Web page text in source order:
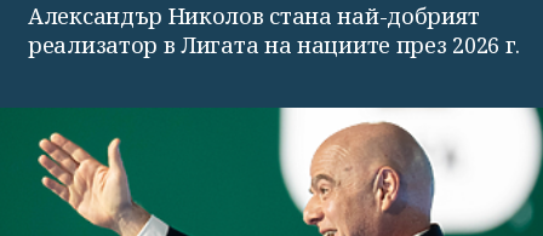
Александър Николов стана най-добрият
реализатор в Лигата на нациите през 2026 г.